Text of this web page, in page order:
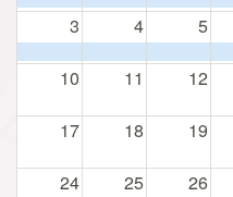
3 4 5
10 11 12
17 18 19
24 25 26